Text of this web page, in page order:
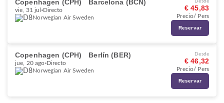
Copenhagen (CPH) Barcelona (BCN)
vie, 31 jul
Directo
Norwegian Air Sweden
Desde
€ 45,83
Precio/ Pers
Reservar
Copenhagen (CPH) Berlín (BER)
jue, 20 ago Directo
Norwegian Air Sweden
Desde
€ 46,32
Precio/ Pers
Reservar